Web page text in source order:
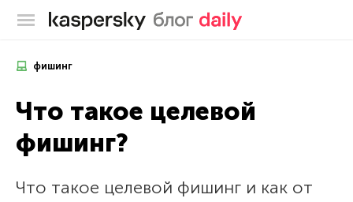
Блог Касперского
фишинг
Что такое целевой
фишинг?
Что такое целевой фишинг и как от